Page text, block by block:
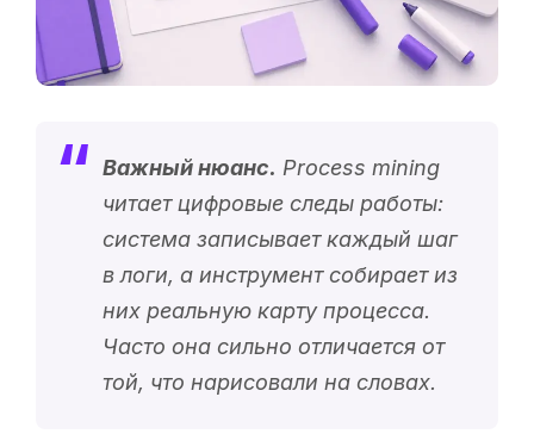
Важный нюанс. Process mining
читает цифровые следы работы:
система записывает каждый шаг
в логи, а инструмент собирает из
них реальную карту процесса.
Часто она сильно отличается от
той, что нарисовали на словах.